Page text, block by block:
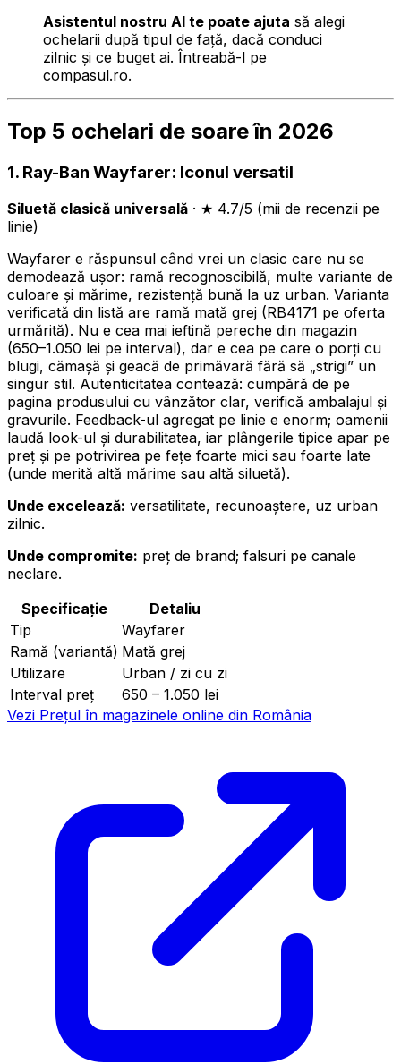
Asistentul nostru AI te poate ajuta să alegi
ochelarii după tipul de față, dacă conduci
zilnic și ce buget ai. Întreabă-l pe
compasul.ro.
Top 5 ochelari de soare în 2026
1. Ray-Ban Wayfarer: Iconul versatil
Siluetă clasică universală · ★ 4.7/5 (mii de recenzii pe
linie)
Wayfarer e răspunsul când vrei un clasic care nu se
demodează ușor: ramă recognoscibilă, multe variante de
culoare și mărime, rezistență bună la uz urban. Varianta
verificată din listă are ramă mată grej (RB4171 pe oferta
urmărită). Nu e cea mai ieftină pereche din magazin
(650–1.050 lei pe interval), dar e cea pe care o porți cu
blugi, cămașă și geacă de primăvară fără să „strigi” un
singur stil. Autenticitatea contează: cumpără de pe
pagina produsului cu vânzător clar, verifică ambalajul și
gravurile. Feedback-ul agregat pe linie e enorm; oamenii
laudă look-ul și durabilitatea, iar plângerile tipice apar pe
preț și pe potrivirea pe fețe foarte mici sau foarte late
(unde merită altă mărime sau altă siluetă).
Unde excelează: versatilitate, recunoaștere, uz urban
zilnic.
Unde compromite: preț de brand; falsuri pe canale
neclare.
Specificație
Detaliu
Tip
Wayfarer
Ramă (variantă) Mată grej
Utilizare
Urban / zi cu zi
Interval preț
650 – 1.050 lei
Vezi Prețul în magazinele online din România